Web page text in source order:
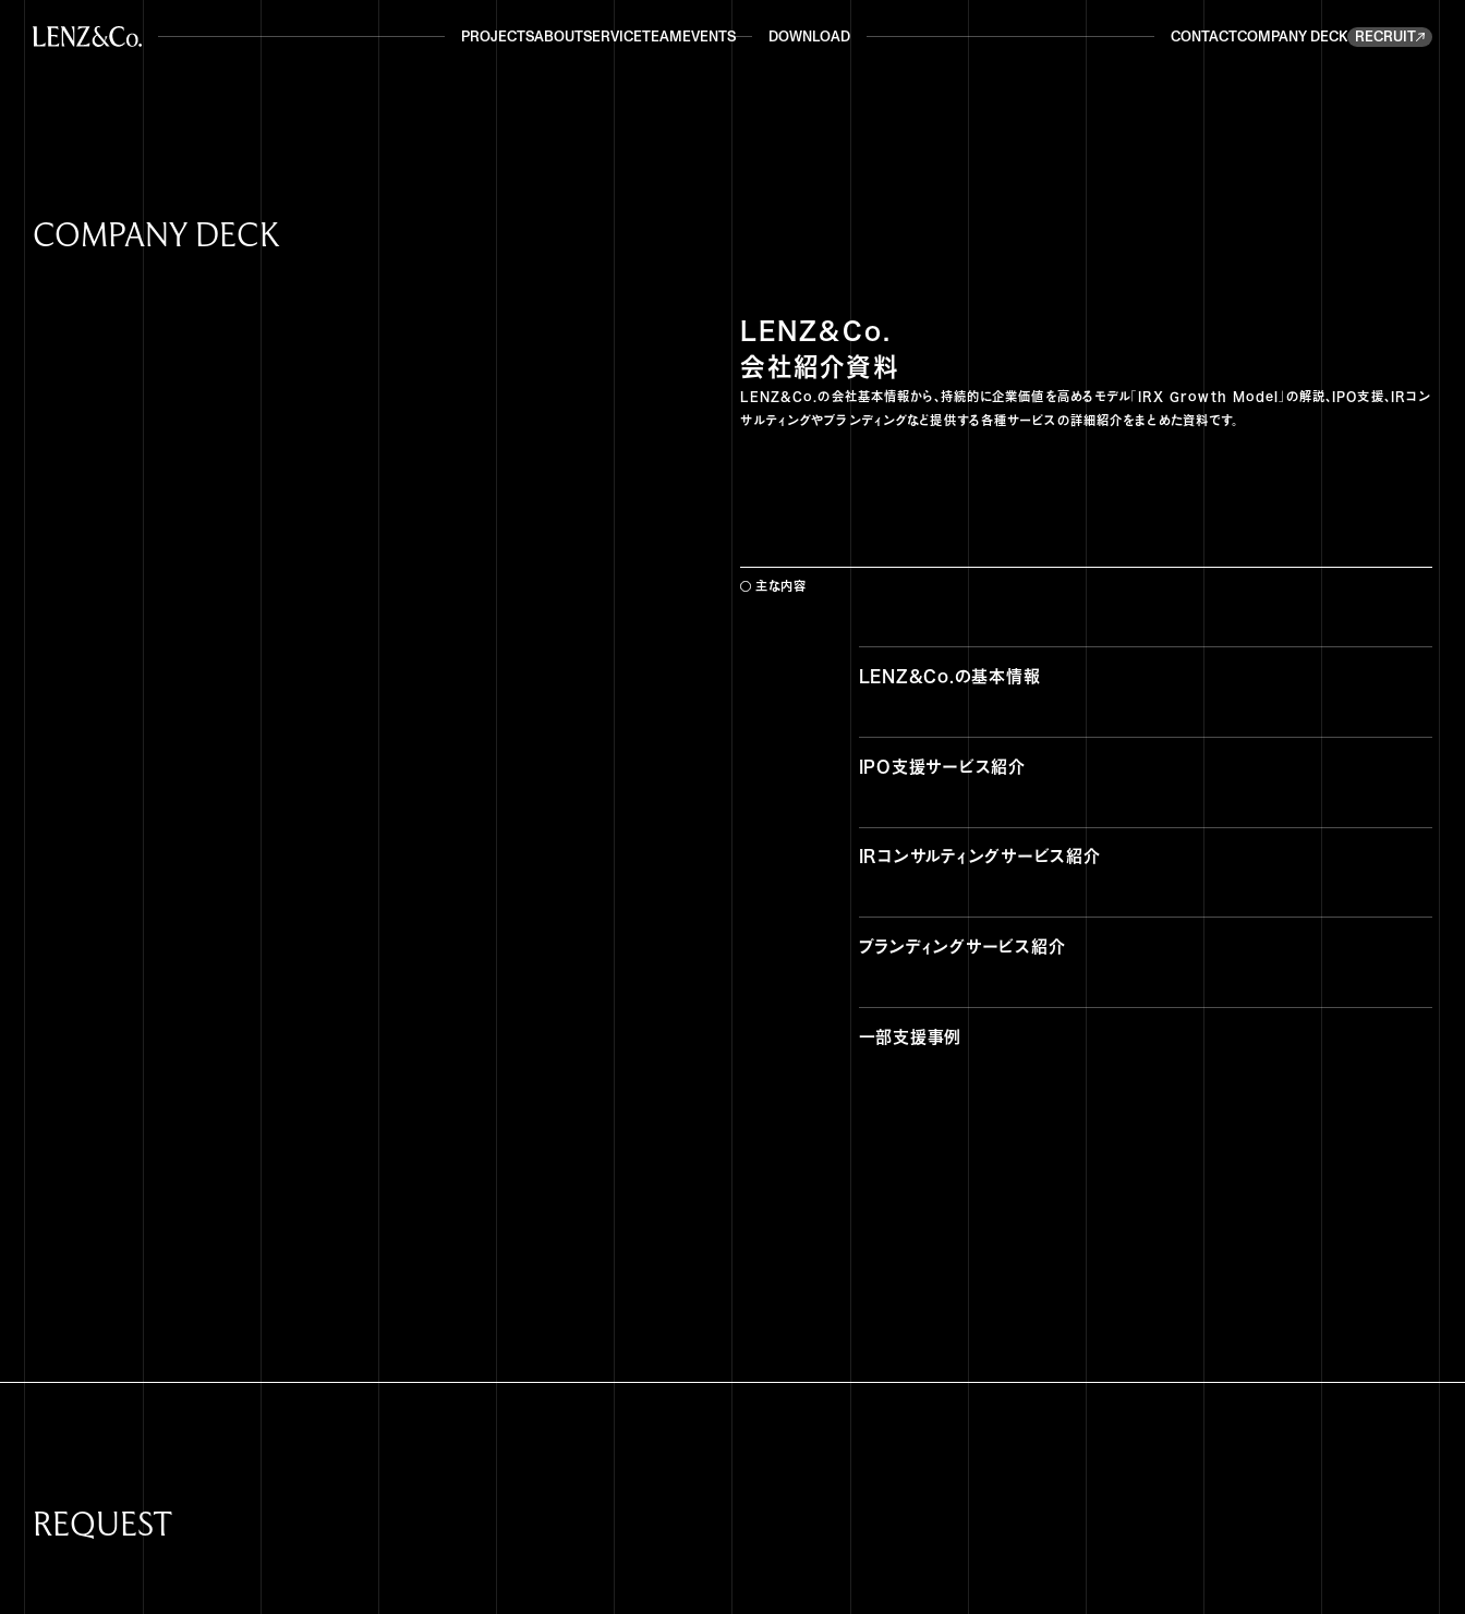
PROJECTSABOUTSERVICETEAM EVENTS
DOWNLOAD
CONTACTCOMPANY DECK
RECRUIT
RECRUIT
COMPANY DECK
LENZ&Co.
会社紹介資料
LENZ&Co.の会社基本情報から、持続的に企業価値を高めるモデル「IRX Growth Model」の解説、IPO支援、IRコン
サルティングやブランディングなど提供する各種サービスの詳細紹介をまとめた資料です。
主な内容
LENZ&Co.の基本情報
IPO支援サービス紹介
IRコンサルティングサービス紹介
ブランディングサービス紹介
一部支援事例
REQUEST